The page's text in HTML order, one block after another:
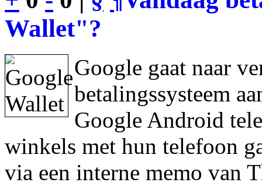
Wallet"?
Google gaat naar
betalingssysteem
Google Android
winkels met hun telefoon
via een interne memo van